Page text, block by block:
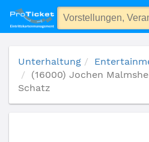
(16000) Jochen Malmsheimer -
Unterhaltung
(16000) Jochen
Schatz